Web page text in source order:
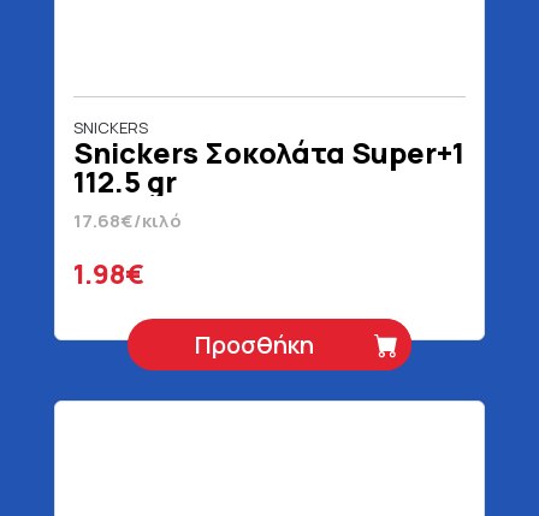
SNICKERS
Snickers Σοκολάτα Super+1
112.5 gr
17.68€/κιλό
1.98€
Προσθήκη